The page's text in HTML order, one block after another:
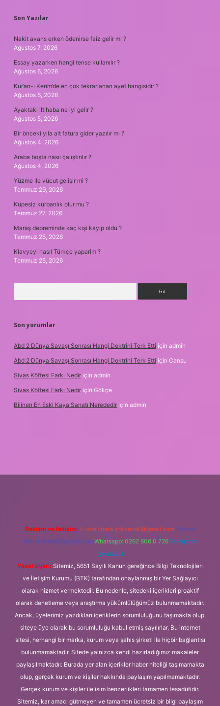
Son Yazılar
Nakit avans erken ödenirse faiz gelir mi ?
Ağustos 7, 2026
Essay yazarken hangi tense kullanılır ?
Ağustos 6, 2026
Kur’an-ı Kerim’de en çok tekrarlanan ayet hangisidir ?
Ağustos 6, 2026
Ayaktaki iltihaba ne iyi gelir ?
Ağustos 5, 2026
Bir önceki yıla ait fatura gider yazılır mı ?
Ağustos 4, 2026
Araba boşta nasıl çalıştırılır ?
Ağustos 4, 2026
Yüzme ile vücut gelişir mi ?
Temmuz 29, 2026
Küpesiz kurbanlık olur mu ?
Temmuz 27, 2026
Maraş depreminde kaç kişi kayıp oldu ?
Temmuz 25, 2026
Klavyeyi nasıl Türkçe yaparim ?
Temmuz 25, 2026
Son yorumlar
Abd 2 Dünya Savaşı Sonrası Hangi Doktrini Terk Etti için admin
Abd 2 Dünya Savaşı Sonrası Hangi Doktrini Terk Etti için Cansu
Sivas Köftesi Farkı Nedir için admin
Sivas Köftesi Farkı Nedir için Gökçe
Bilinen En Eski Kaya Sanatı Nerededir için admin
Reklam ve İletişim: E-mail: backlinkpaneli@gmail.com Teams:
forumhizmeti@gmail.com Whatsapp: 0262 606 0 726 Telegram:
@karabul
Yasal Uyarı: Sitemiz, 5651 Sayılı Kanun gereğince Bilgi Teknolojileri
ve İletişim Kurumu (BTK) tarafından onaylanmış bir Yer Sağlayıcı
olarak hizmet vermektedir. Bu nedenle, sitedeki içerikleri proaktif
olarak denetleme veya araştırma yükümlülüğümüz bulunmamaktadır.
Ancak, üyelerimiz yazdıkları içeriklerin sorumluluğunu taşımakta olup,
siteye üye olarak bu sorumluluğu kabul etmiş sayılırlar. Bu internet
sitesi, herhangi bir marka, kurum veya şahıs şirketi ile hiçbir bağlantısı
bulunmamaktadır. Sitede yalnızca kendi hazırladığımız makaleler
paylaşılmaktadır. Burada yer alan içerikler haber niteliği taşımamakta
olup, gerçek kurum ve kişiler hakkında paylaşım yapılmamaktadır.
Gerçek kurum ve kişiler ile isim benzerlikleri tamamen tesadüfidir.
Sitemiz, kar amacı gütmeyen ve tamamen ücretsiz bir bilgi paylaşım